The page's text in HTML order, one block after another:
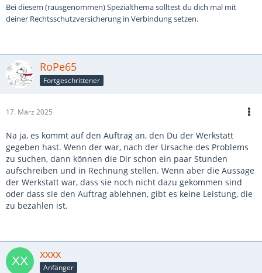
Bei diesem (rausgenommen) Spezialthema solltest du dich mal mit
deiner Rechtsschutzversicherung in Verbindung setzen.
RoPe65
Fortgeschrittener
17. März 2025
Na ja, es kommt auf den Auftrag an, den Du der Werkstatt
gegeben hast. Wenn der war, nach der Ursache des Problems
zu suchen, dann können die Dir schon ein paar Stunden
aufschreiben und in Rechnung stellen. Wenn aber die Aussage
der Werkstatt war, dass sie noch nicht dazu gekommen sind
oder dass sie den Auftrag ablehnen, gibt es keine Leistung, die
zu bezahlen ist.
xxxx
Anfänger